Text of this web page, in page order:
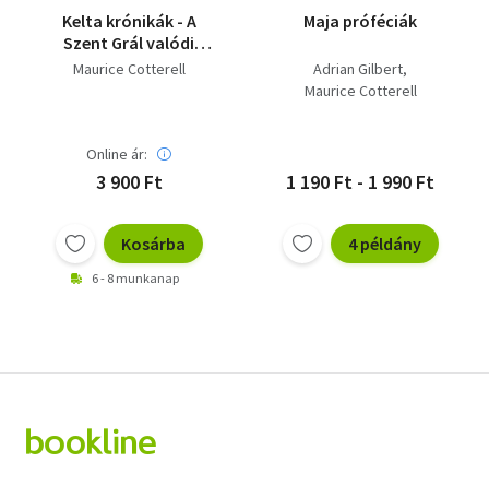
Kelta krónikák - A
Szent Grál valódi
története
Maurice Cotterell
Online ár:
3 900 Ft
Kosárba
6 - 8 munkanap
Maja próféciák
Adrian Gilbert
Maurice Cotterell
1 190 Ft - 1 990 Ft
4 példány